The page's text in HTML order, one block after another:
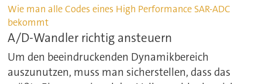
Wie man alle Codes eines High Performance SAR-ADC
bekommt
A/D-Wandler richtig ansteuern
Um den beeindruckenden Dynamikbereich
auszunutzen, muss man sicherstellen, dass das